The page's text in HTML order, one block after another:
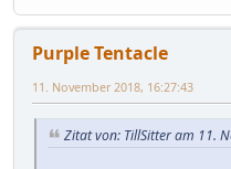
Purple Tentacle
11. November 2018, 16:27:43
Zitat von: TillSitter am 11.